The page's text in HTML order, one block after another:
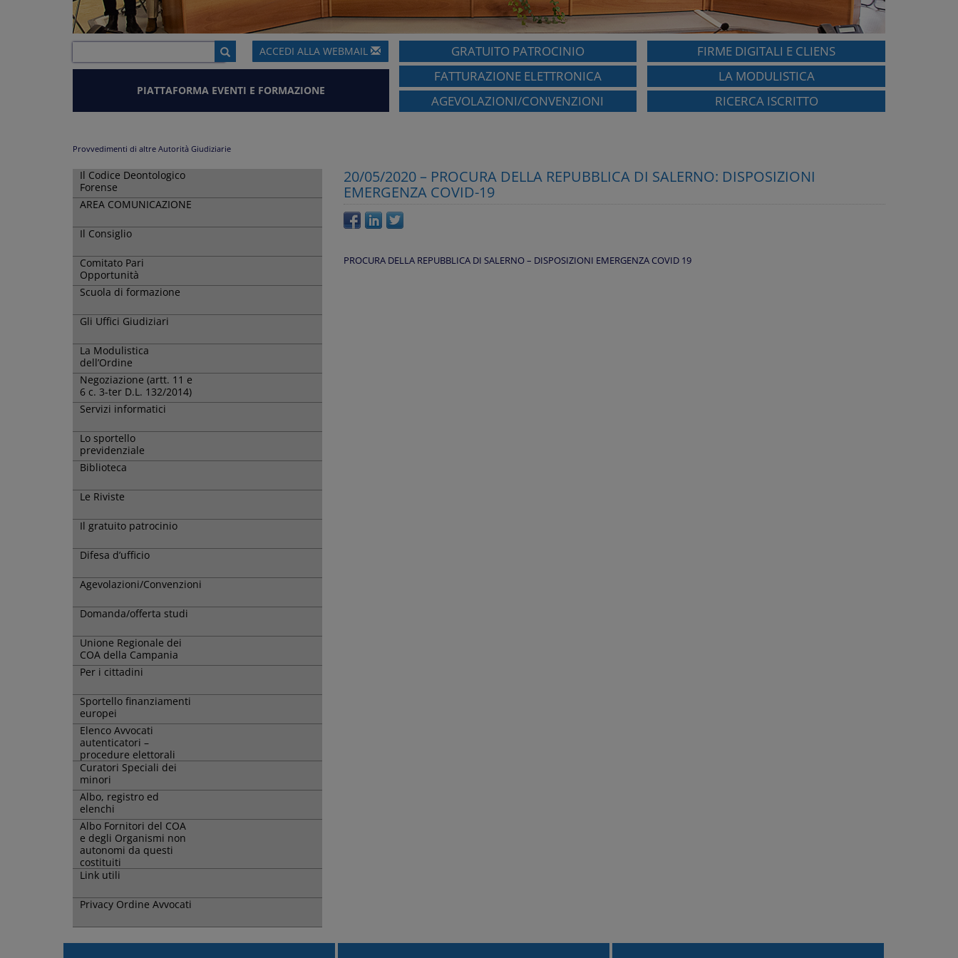
ACCEDI ALLAWEBMAIL
PIATTAFORMA EVENTI E FORMAZIONE
GRATUITO PATROCINIO
FIRME DIGITALI E CLIENS
FATTURAZIONE ELETTRONICA
LA MODULISTICA
AGEVOLAZIONI/CONVENZIONI
RICERCA ISCRITTO
Provvedimenti di altre Autorità Giudiziarie
Il Codice Deontologico
Forense
AREA COMUNICAZIONE
Il Consiglio
Comitato Pari
Opportunità
Scuola di formazione
Gli Uffici Giudiziari
La Modulistica
dell’Ordine
Negoziazione (artt. 11 e
6 c. 3-ter D.L. 132/2014)
Servizi informatici
Lo sportello
previdenziale
Biblioteca
Le Riviste
Il gratuito patrocinio
Difesa d’ufficio
Agevolazioni/Convenzioni
Domanda/offerta studi
Unione Regionale dei
COA della Campania
Per i cittadini
Sportello finanziamenti
europei
Elenco Avvocati
autenticatori –
procedure elettorali
Curatori Speciali dei
minori
Albo, registro ed
elenchi
Albo Fornitori del COA
e degli Organismi non
autonomi da questi
costituiti
Link utili
Privacy Ordine Avvocati
20/05/2020 – PROCURA DELLA REPUBBLICA DI SALERNO: DISPOSIZIONI
EMERGENZA COVID-19
PROCURA DELLA REPUBBLICA DI SALERNO – DISPOSIZIONI EMERGENZA COVID 19